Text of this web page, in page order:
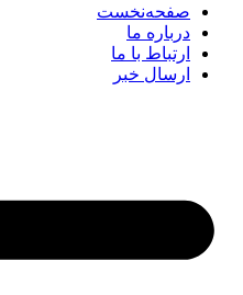
صفحه‌نخست
درباره ما
ارتباط با ما
ارسال خبر